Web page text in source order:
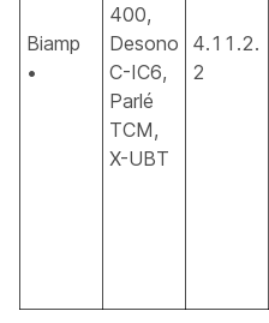
Biamp
•
400,
Desono
C-IC6,
Parlé
TCM,
X-UBT
4.11.2.
2